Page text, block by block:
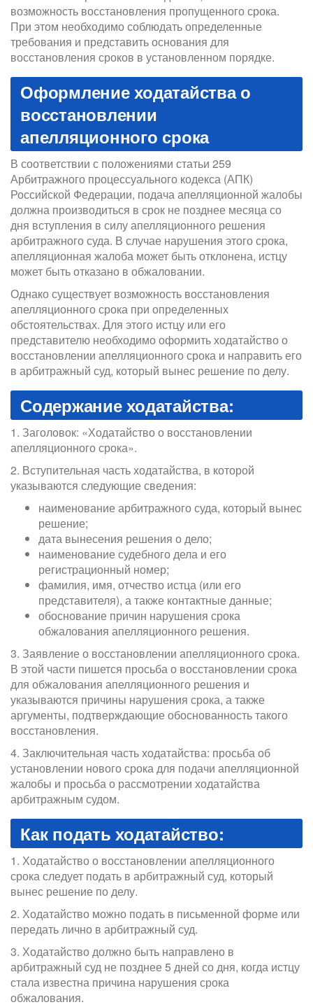
возможность восстановления пропущенного срока.
При этом необходимо соблюдать определенные
требования и представить основания для
восстановления сроков в установленном порядке.
Оформление ходатайства о
восстановлении
апелляционного срока
В соответствии с положениями статьи 259
Арбитражного процессуального кодекса (АПК)
Российской Федерации, подача апелляционной жалобы
должна производиться в срок не позднее месяца со
дня вступления в силу апелляционного решения
арбитражного суда. В случае нарушения этого срока,
апелляционная жалоба может быть отклонена, истцу
может быть отказано в обжаловании.
Однако существует возможность восстановления
апелляционного срока при определенных
обстоятельствах. Для этого истцу или его
представителю необходимо оформить ходатайство о
восстановлении апелляционного срока и направить его
в арбитражный суд, который вынес решение по делу.
Содержание ходатайства:
1. Заголовок: «Ходатайство о восстановлении
апелляционного срока».
2. Вступительная часть ходатайства, в которой
указываются следующие сведения:
наименование арбитражного суда, который вынес
решение;
дата вынесения решения о дело;
наименование судебного дела и его
регистрационный номер;
фамилия, имя, отчество истца (или его
представителя), а также контактные данные;
обоснование причин нарушения срока
обжалования апелляционного решения.
3. Заявление о восстановлении апелляционного срока.
В этой части пишется просьба о восстановлении срока
для обжалования апелляционного решения и
указываются причины нарушения срока, а также
аргументы, подтверждающие обоснованность такого
восстановления.
4. Заключительная часть ходатайства: просьба об
установлении нового срока для подачи апелляционной
жалобы и просьба о рассмотрении ходатайства
арбитражным судом.
Как подать ходатайство:
1. Ходатайство о восстановлении апелляционного
срока следует подать в арбитражный суд, который
вынес решение по делу.
2. Ходатайство можно подать в письменной форме или
передать лично в арбитражный суд.
3. Ходатайство должно быть направлено в
арбитражный суд не позднее 5 дней со дня, когда истцу
стала известна причина нарушения срока
обжалования.